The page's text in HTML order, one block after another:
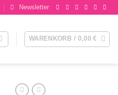
Newsletter
WARENKORB /0,00€